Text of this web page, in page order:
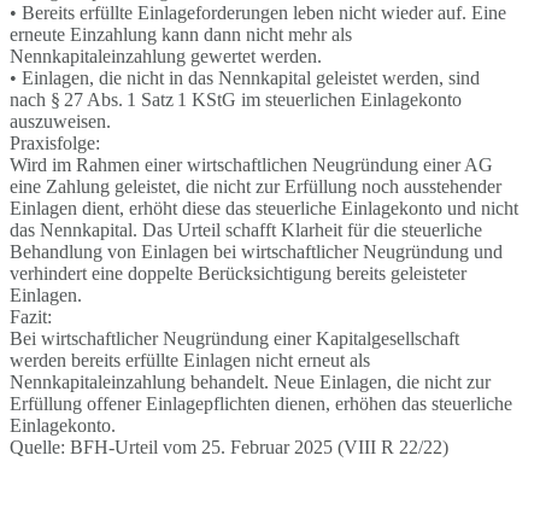
• Bereits erfüllte Einlageforderungen leben nicht wieder auf. Eine
erneute Einzahlung kann dann nicht mehr als
Nennkapitaleinzahlung gewertet werden.
• Einlagen, die nicht in das Nennkapital geleistet werden, sind
nach § 27 Abs. 1 Satz 1 KStG im steuerlichen Einlagekonto
auszuweisen.
Praxisfolge:
Wird im Rahmen einer wirtschaftlichen Neugründung einer AG
eine Zahlung geleistet, die nicht zur Erfüllung noch ausstehender
Einlagen dient, erhöht diese das steuerliche Einlagekonto und nicht
das Nennkapital. Das Urteil schafft Klarheit für die steuerliche
Behandlung von Einlagen bei wirtschaftlicher Neugründung und
verhindert eine doppelte Berücksichtigung bereits geleisteter
Einlagen.
Fazit:
Bei wirtschaftlicher Neugründung einer Kapitalgesellschaft
werden bereits erfüllte Einlagen nicht erneut als
Nennkapitaleinzahlung behandelt. Neue Einlagen, die nicht zur
Erfüllung offener Einlagepflichten dienen, erhöhen das steuerliche
Einlagekonto.
Quelle: BFH-Urteil vom 25. Februar 2025 (VIII R 22/22)